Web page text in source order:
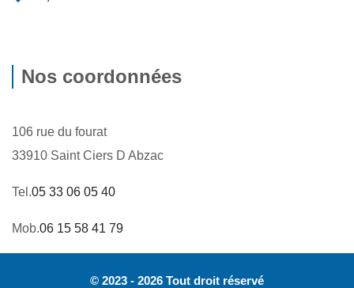
Nos coordonnées
106 rue du fourat
33910 Saint Ciers D Abzac
Tel.05 33 06 05 40
Mob.06 15 58 41 79
© 2023 - 2026 Tout droit réservé